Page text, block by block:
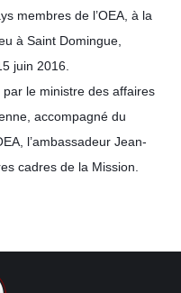
membres de l’OEA, à la
à Saint Domingue,
juin 2016.
le ministre des affaires
accompagné du
l’ambassadeur Jean-
cadres de la Mission.